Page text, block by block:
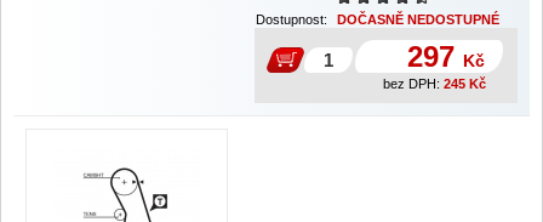
Dostupnost: DOČASNĚ NEDOSTUPNÉ
297 Kč
bez DPH: 245 Kč